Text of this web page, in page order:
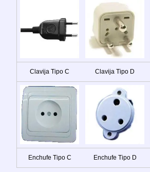
Clavija Tipo C Clavija Tipo D
Enchufe Tipo C Enchufe Tipo D